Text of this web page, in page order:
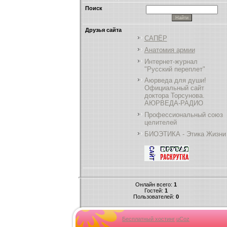
Поиск
Друзья сайта
САПЁР
Анатомия армии
Интернет-журнал
"Русский переплет"
Аюрведа для души!
Официальный сайт
доктора Торсунова.
АЮРВЕДА-РАДИО
Профессиональный союз
целителей
БИОЭТИКА - Этика Жизни
Онлайн всего: 1
Гостей: 1
Пользователей: 0
Бесплатный хостинг uCoz